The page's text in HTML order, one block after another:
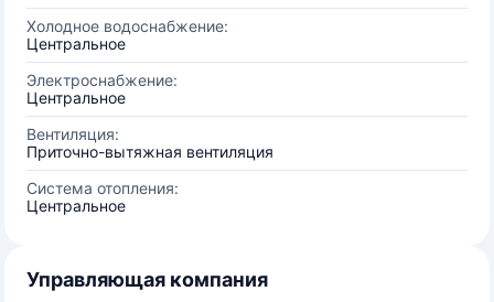
Холодное водоснабжение:
Центральное
Электроснабжение:
Центральное
Вентиляция:
Приточно-вытяжная вентиляция
Система отопления:
Центральное
Управляющая компания